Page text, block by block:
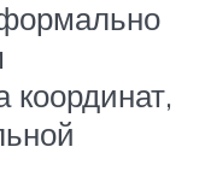
координат,